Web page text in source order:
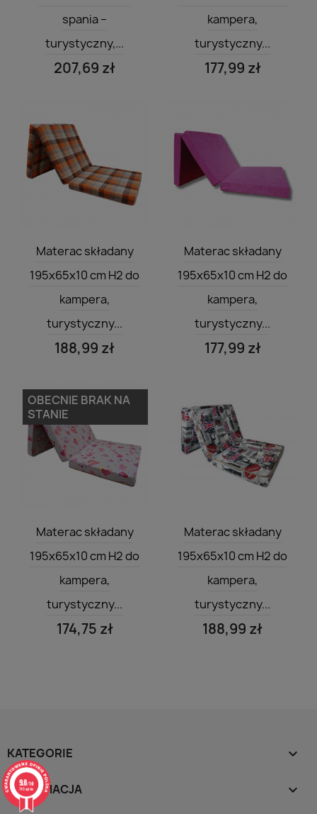
spania –
turystyczny,...
207,69 zł
kampera,
turystyczny...
177,99 zł
 Szybki podgląd
Materac składany
195x65x10 cm H2 do
kampera,
turystyczny...
188,99 zł
 Szybki podgląd
Materac składany
195x65x10 cm H2 do
kampera,
turystyczny...
177,99 zł

Materac składany
195x65x10 cm H2 do
kampera,
turystyczny...
174,75 zł
OBECNIE BRAK NA
STANIE

Materac składany
195x65x10 cm H2 do
kampera,
turystyczny...
188,99 zł
KATEGORIE 
INFORMACJA 
9.8/10
749 opinie